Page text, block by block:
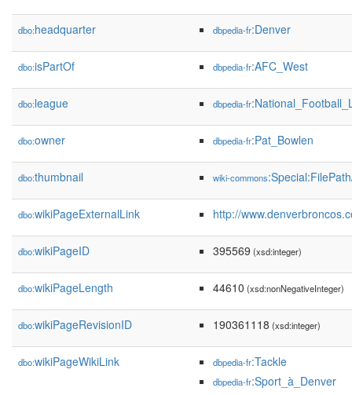
dbo:headquarter dbpedia-fr:Denver
dbo:isPartOf dbpedia-fr:AFC_West
dbo:league dbpedia-fr
dbo:owner dbpedia-fr:Pat_Bowlen
dbo:thumbnail wiki-commons
dbo:wikiPageExternalLink http://
dbo:wikiPageID 395569 (xsd:integer)
dbo:wikiPageLength 44610 (xsd:nonNegativeInteger)
dbo:wikiPageRevisionID 190361118 (xsd:integer)
dbo:wikiPageWikiLink dbpedia-fr:Tackle
dbpedia-fr:Sport_à_Denver